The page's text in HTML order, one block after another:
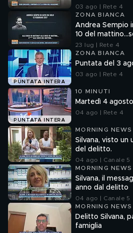
03 ago | Rete 4
ZONA BIANCA
Andrea Sempio
10 del
23 lug | Rete 4
PUNTATA INTERA
ZONA BIANCA
Puntata del 3
03 ago | Rete 4
PUNTATA INTERA
10 MINUTI
Martedì 4 agosto
04 ago | Rete 4
MORNING NEWS
Silvana, visto un
del delitto.
04 ago | Canale 5
MORNING NEWS
Silvana, il
anno dal delitto
04 ago | Canale 5
MORNING NEWS
Delitto Silvana,
famiglia